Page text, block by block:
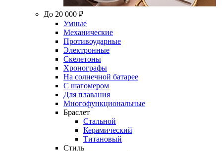
До 20 000 ₽
Умные
Механические
Противоударные
Электронные
Скелетоны
Хронографы
На солнечной батарее
С шагомером
Для плавания
Многофункциональные
Браслет
Стальной
Керамический
Титановый
Стиль